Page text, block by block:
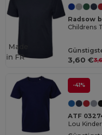
Radsow
Childrens
3,60 €
Made
in FR
-41%
ATF